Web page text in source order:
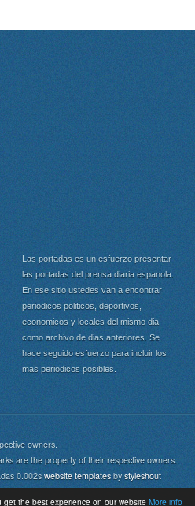
the best experience on our website More info
Las portadas es un esfuerzo presentar
las portadas del prensa diaria espanola.
En ese sitio ustedes van a encontrar
periodicos politicos, deportivos,
economicos y locales del mismo dia
como archivo de dias anteriores. Se
hace seguido esfuerzo para incluir los
mas periodicos posibles.
owners.
are the property of their respective owners.
0.002swebsite templates by styleshout